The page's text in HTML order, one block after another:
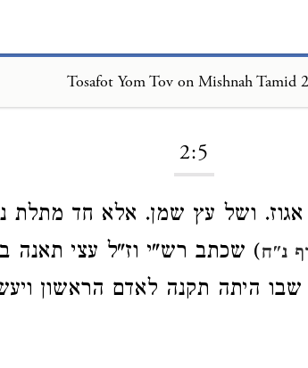
Tosafot Yom Tov on Mishnah Tamid
2:5
אגוז. ושל עץ שמן. אלא חד מתלת
נ"ח) שכתב רש"י וז"ל עצי תאנה
שבו היתה תקנה לאדם הראשון